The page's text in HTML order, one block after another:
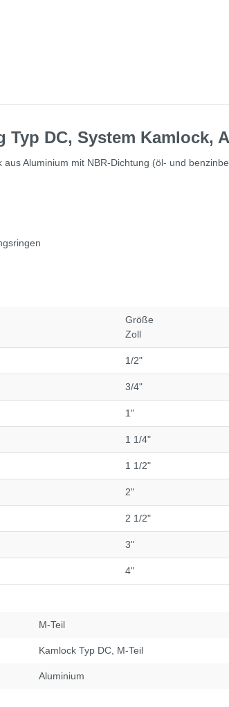
Typ DC, System Kamlock,
Aluminium mit NBR-Dichtung (öl- und
Größe
Zoll
1/2"
3/4"
1"
1 1/4"
1 1/2"
2"
2 1/2"
3"
4"
M-Teil
Kamlock Typ DC , M-Teil
Aluminium